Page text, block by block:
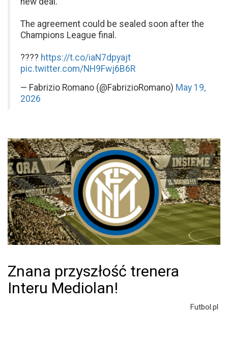
The agreement could be sealed soon after the
Champions League final.
???? https://t.co/iaN7dpyajt
pic.twitter.com/NH9Fwj6B6R
— Fabrizio Romano (@FabrizioRomano) May 19,
2026
Znana przyszłość trenera
Interu Mediolan!
Futbol.pl